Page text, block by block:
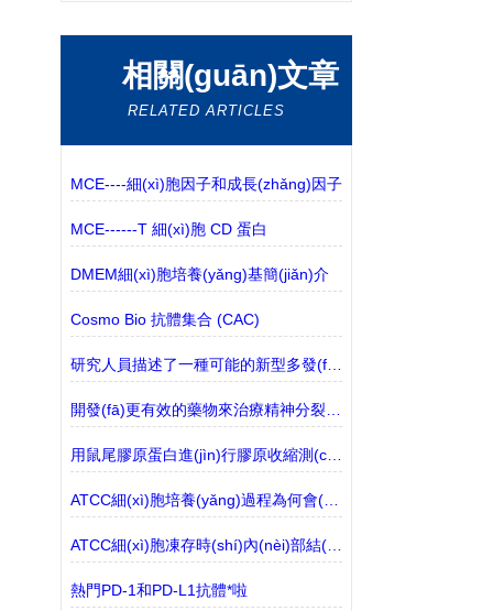
相關(guān)文章
RELATED ARTICLES
MCE----細(xì)胞因子和成長(zhǎng)因子
MCE------T 細(xì)胞 CD 蛋白
DMEM細(xì)胞培養(yǎng)基簡(jiǎn)介
Cosmo Bio 抗體集合 (CAC)
研究人員描述了一種可能的新型多發(fā)性硬化癥樣疾病
開發(fā)更有效的藥物來治療精神分裂癥的衰弱癥狀
用鼠尾膠原蛋白進(jìn)行膠原收縮測(cè)定
ATCC細(xì)胞培養(yǎng)過程為何會(huì)產(chǎn)生細(xì)胞碎片？
ATCC細(xì)胞凍存時(shí)內(nèi)部結(jié)冰會(huì)影響細(xì)胞活性嗎
熱門PD-1和PD-L1抗體*啦